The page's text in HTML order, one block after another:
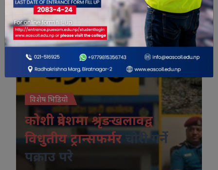
विशेष भिडियो
कोशी प्रदेशमा श्रृंङखलावद्व
विधुतीय ट्रान्सफर्मर
चोरी गर्ने
पक्राउ परे